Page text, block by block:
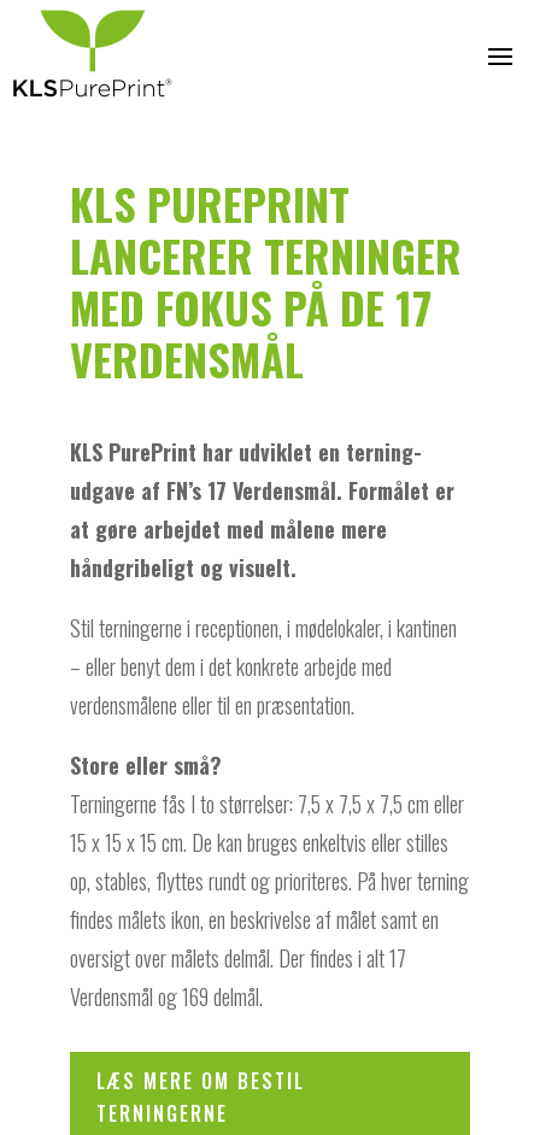
KLS PUREPRINT
LANCERER TERNINGER
MED FOKUS PÅ DE 17
VERDENSMÅL
KLS PurePrint har udviklet en terning-
udgave af FN’s 17 Verdensmål. Formålet er
at gøre arbejdet med målene mere
håndgribeligt og visuelt.
Stil terningerne i receptionen, i mødelokaler, i kantinen
– eller benyt dem i det konkrete arbejde med
verdensmålene eller til en præsentation.
Store eller små?
Terningerne fås I to størrelser: 7,5 x 7,5 x 7,5 cm eller
15 x 15 x 15 cm. De kan bruges enkeltvis eller stilles
op, stables, flyttes rundt og prioriteres. På hver terning
findes målets ikon, en beskrivelse af målet samt en
oversigt over målets delmål. Der findes i alt 17
Verdensmål og 169 delmål.
LÆS MERE OM BESTIL
TERNINGERNE